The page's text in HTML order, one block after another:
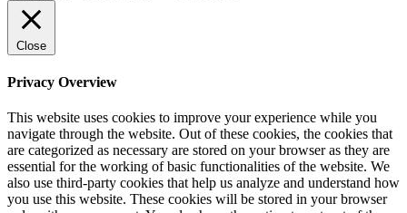
Close
Privacy Overview
This website uses cookies to improve your experience while you
navigate through the website. Out of these cookies, the cookies that
are categorized as necessary are stored on your browser as they are
essential for the working of basic functionalities of the website. We
also use third-party cookies that help us analyze and understand how
you use this website. These cookies will be stored in your browser